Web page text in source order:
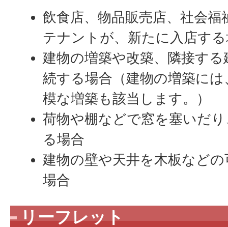
飲食店、物品販売店、社会
テナントが、新たに入店す
建物の増築や改築、隣接す
続する場合（建物の増築に
模な増築も該当します。）
荷物や棚などで窓を塞いだ
る場合
建物の壁や天井を木板など
場合
リーフレット